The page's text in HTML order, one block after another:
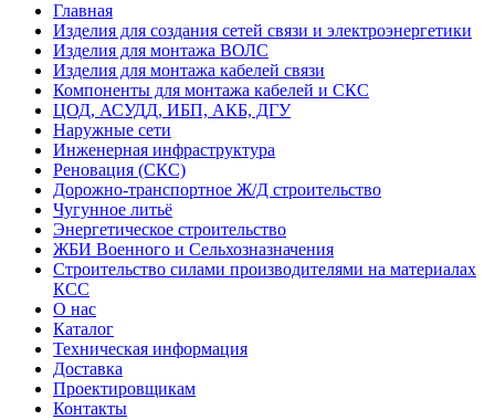
Главная
Изделия для создания сетей связи и электроэнергетики
Изделия для монтажа ВОЛС
Изделия для монтажа кабелей связи
Компоненты для монтажа кабелей и СКС
ЦОД, АСУДД, ИБП, АКБ, ДГУ
Наружные сети
Инженерная инфраструктура
Реновация (СКС)
Дорожно-транспортное Ж/Д строительство
Чугунное литьё
Энергетическое строительство
ЖБИ Военного и Сельхозназначения
Строительство силами производителями на материалах
КСС
О нас
Каталог
Техническая информация
Доставка
Проектировщикам
Контакты